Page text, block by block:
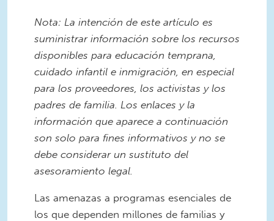
Nota: La intención de este artículo es
suministrar información sobre los recursos
disponibles para educación temprana,
cuidado infantil e inmigración, en especial
para los proveedores, los activistas y los
padres de familia. Los enlaces y la
información que aparece a continuación
son solo para fines informativos y no se
debe considerar un sustituto del
asesoramiento legal.
Las amenazas a programas esenciales de
los que dependen millones de familias y